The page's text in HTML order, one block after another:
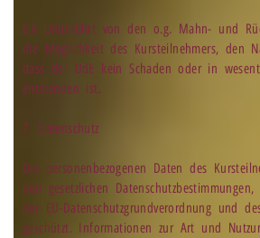
6.6 Unberührt von den o.g. Mahn- und
die Möglichkeit des Kursteilnehmers, den
dass der UdE kein Schaden oder in
entstanden ist.
7. Datenschutz
Die personenbezogenen Daten des
den gesetzlichen
der EU-Datenschutzgrundverordnung und
geschützt. Informationen zur Art und